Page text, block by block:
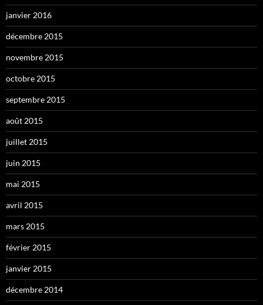
janvier 2016
décembre 2015
novembre 2015
octobre 2015
septembre 2015
août 2015
juillet 2015
juin 2015
mai 2015
avril 2015
mars 2015
février 2015
janvier 2015
décembre 2014